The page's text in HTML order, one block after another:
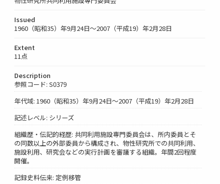
Issued
1960（昭和35）年9月24日～2007（平成19）年2月28日
Extent
11点
Description
参照コード: S0379
年代域: 1960（昭和35）年9月24日～2007（平成19）年2月28日
記述レベル: シリーズ
組織歴・伝記的経歴: 共同利用施設専門委員会は、所内委員とそ
の同数以上の外部委員から構成され、物性研究所での共同利用、
施設利用、研究会などの実行計画を審議する組織。年間2回程度
開催。
記録史料伝来: 定例移管